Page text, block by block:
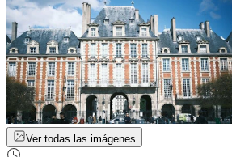
Ver todas las imágenes